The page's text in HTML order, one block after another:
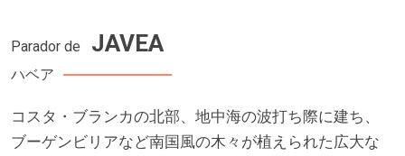
Parador de JAVEA
ハベア
コスタ・ブランカの北部、地中海の波打ち際に建ち、
ブーゲンビリアなど南国風の木々が植えられた広大な